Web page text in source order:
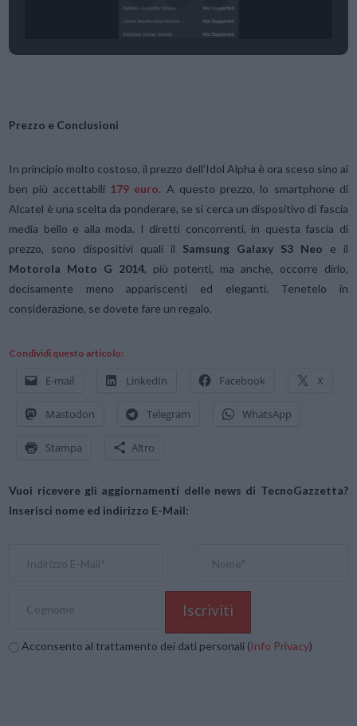
Prezzo e Conclusioni
In principio molto costoso, il prezzo dell’Idol Alpha è ora sceso sino ai
ben più accettabili 179 euro. A questo prezzo, lo smartphone di
Alcatel è una scelta da ponderare, se si cerca un dispositivo di fascia
media bello e alla moda. I diretti concorrenti, in questa fascia di
prezzo, sono dispositivi quali il Samsung Galaxy S3 Neo e il
Motorola Moto G 2014, più potenti, ma anche, occorre dirlo,
decisamente meno appariscenti ed eleganti. Tenetelo in
considerazione, se dovete fare un regalo.
Condividi questo articolo:
E-mail LinkedIn Facebook X
Mastodon Telegram WhatsApp
Stampa Altro
Vuoi ricevere gli aggiornamenti delle news di TecnoGazzetta?
Inserisci nome ed indirizzo E-Mail:
Acconsento al trattamento dei dati personali (Info Privacy)